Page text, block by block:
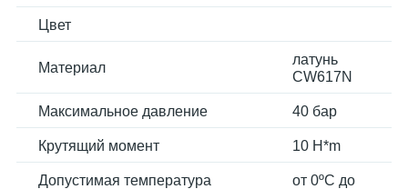
Цвет
Материал
латунь
CW617N
Максимальное давление 40 бар
Крутящий момент 10 H*m
Допустимая температура
от 0ºС до